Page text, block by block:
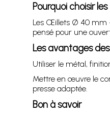
Pourquoi choisir
Les Œillets Ø 40 mm
pensé pour une
Les avantages
Utiliser le métal,
Mettre en œuvre le
presse adaptée.
Bon à savoir